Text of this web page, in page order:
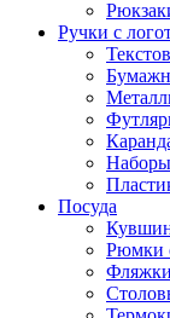
Ручки с
Посуда
Рюмки